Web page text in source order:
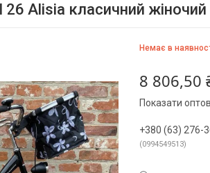
26 Alisia класичний
Немає в
8 806,50
Показати
+380 (63) 276-
0994549513